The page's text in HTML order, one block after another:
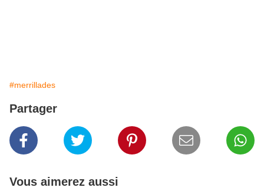
#merrillades
Partager
Vous aimerez aussi